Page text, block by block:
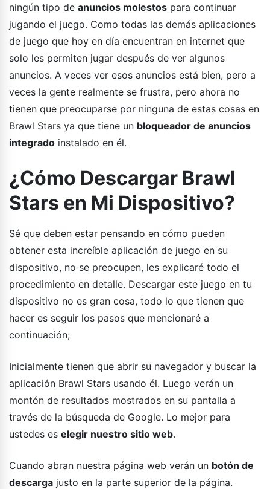
ningún tipo de anuncios molestos para continuar
jugando el juego. Como todas las demás aplicaciones
de juego que hoy en día encuentran en internet que
solo les permiten jugar después de ver algunos
anuncios. A veces ver esos anuncios está bien, pero a
veces la gente realmente se frustra, pero ahora no
tienen que preocuparse por ninguna de estas cosas en
Brawl Stars ya que tiene un bloqueador de anuncios
integrado instalado en él.
¿Cómo Descargar Brawl
Stars en Mi Dispositivo?
Sé que deben estar pensando en cómo pueden
obtener esta increíble aplicación de juego en su
dispositivo, no se preocupen, les explicaré todo el
procedimiento en detalle. Descargar este juego en tu
dispositivo no es gran cosa, todo lo que tienen que
hacer es seguir los pasos que mencionaré a
continuación;
Inicialmente tienen que abrir su navegador y buscar la
aplicación Brawl Stars usando él. Luego verán un
montón de resultados mostrados en su pantalla a
través de la búsqueda de Google. Lo mejor para
ustedes es elegir nuestro sitio web.
Cuando abran nuestra página web verán un botón de
descarga justo en la parte superior de la página.